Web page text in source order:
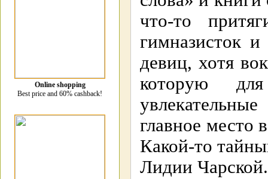
что-то
гимназисток
девиц, хотя
которую
главное место
Какой-то
Лидии Чарской.
Online shopping
Best price and 60% cashback!